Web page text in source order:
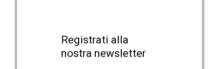
Registrati alla
nostra newsletter